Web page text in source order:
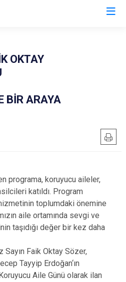
OKTAY
BİR ARAYA
programa, koruyucu aileler,
katıldı. Program
toplumdaki önemine
aile ortamında sevgi ve
taşıdığı değer bir kez daha
Sayın Faik Oktay Sözer,
Tayyip Erdoğan‘ın
Aile Günü olarak ilan